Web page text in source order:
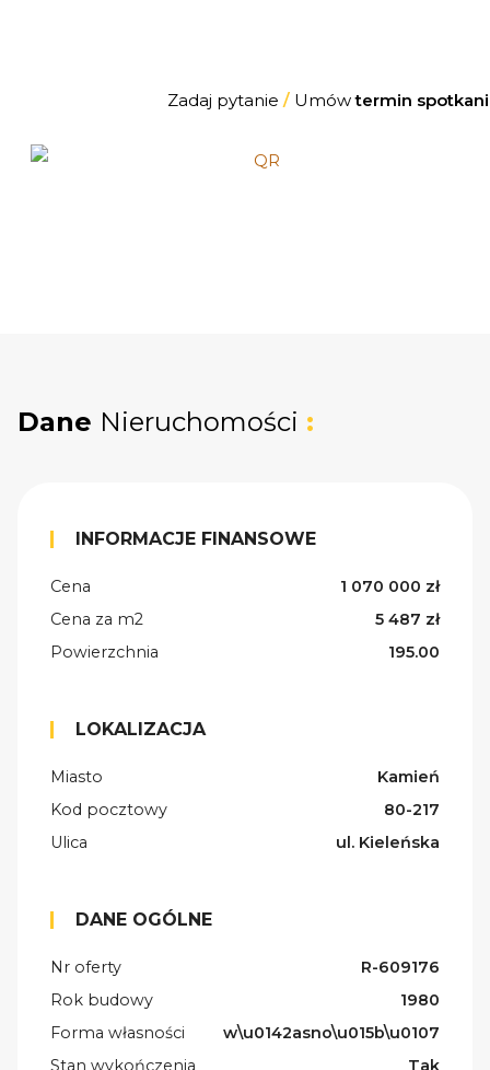
Zadaj pytanie /Umówtermin
Dane Nieruchomości :
INFORMACJE FINANSOWE
Cena
1 070 000 zł
Cena za m2
5 487 zł
Powierzchnia
195.00
LOKALIZACJA
Miasto
Kamień
Kod pocztowy
80-217
Ulica
ul. Kieleńska
DANE OGÓLNE
Nr oferty
R-609176
Rok budowy
1980
Forma własności
w\u0142asno\u015b\u0107